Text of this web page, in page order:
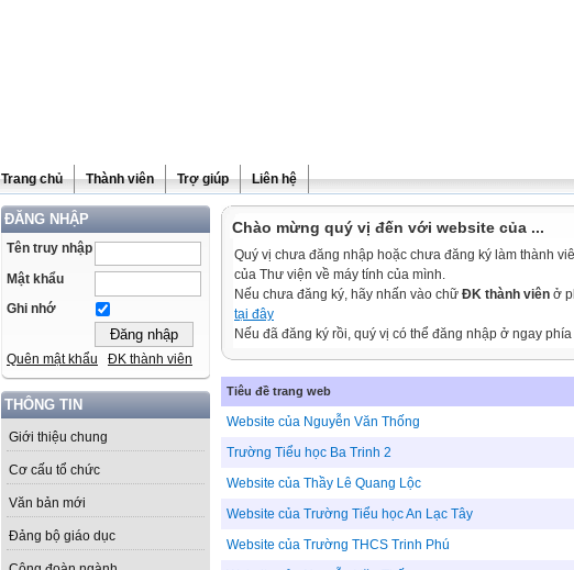
Trang chủ Thành viên Trợ giúp Liên hệ
ĐĂNG NHẬP
Tên truy nhập
Mật khẩu
Ghi nhớ
Quên mật khẩu ĐK thành viên
THÔNG TIN
Giới thiệu chung
Cơ cấu tổ chức
Văn bản mới
Đảng bộ giáo dục
Chào mừng quý vị đến với website của ...
Quý vị chưa đăng nhập hoặc chưa đăng ký làm thành
của Thư viện về máy tính của mình.
Nếu chưa đăng ký, hãy nhấn vào chữ ĐK thành viên ở
tại đây
Nếu đã đăng ký rồi, quý vị có thể đăng nhập ở ngay
Tiêu đề trang web
Website của Nguyễn Văn Thống
Trường Tiểu học Ba Trinh 2
Website của Thầy Lê Quang Lộc
Website của Trường Tiểu học An Lạc Tây
Website của Trường THCS Trinh Phú